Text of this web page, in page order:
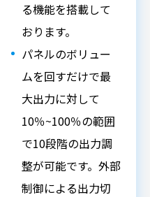
る機能を搭載して
おります。
パネルのボリュー
ムを回すだけで最
大出力に対して
10％~100％の範囲
で10段階の出力調
整が可能です。外部
制御による出力切